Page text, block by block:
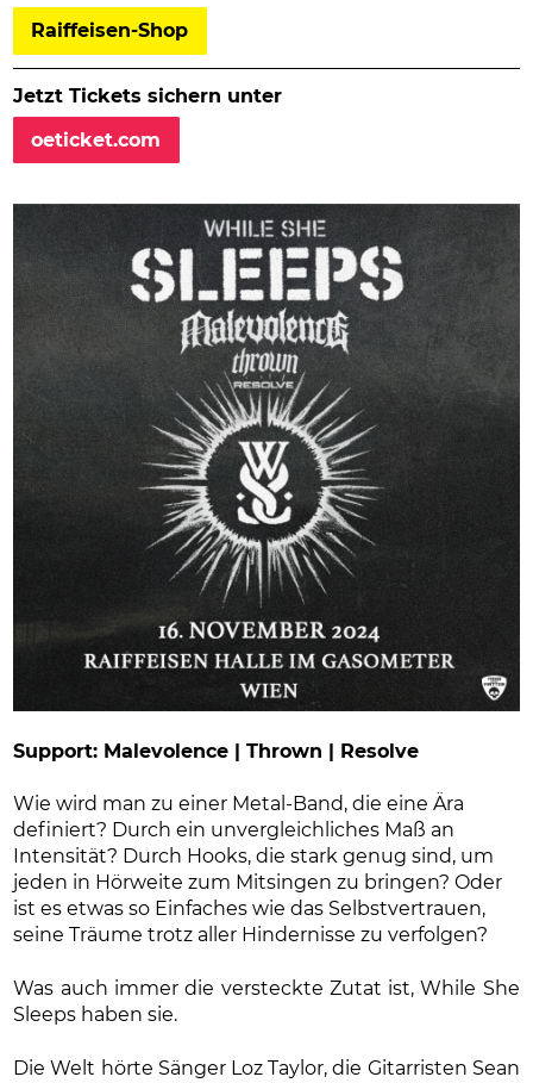
Raiffeisen-Shop
Jetzt Tickets sichern unter
oeticket.com
Support: Malevolence | Thrown | Resolve
Wie wird man zu einer Metal-Band, die eine Ära
definiert? Durch ein unvergleichliches Maß an
Intensität? Durch Hooks, die stark genug sind, um
jeden in Hörweite zum Mitsingen zu bringen? Oder
ist es etwas so Einfaches wie das Selbstvertrauen,
seine Träume trotz aller Hindernisse zu verfolgen?
Was auch immer die versteckte Zutat ist, While She
Sleeps haben sie.
Die Welt hörte Sänger Loz Taylor, die Gitarristen Sean